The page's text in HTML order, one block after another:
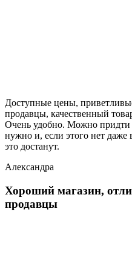
Доступные цены,
продавцы, качественный
Очень удобно. Можно придти
нужно и, если этого нет даже
это достанут.
Александра
Хороший магазин,
продавцы